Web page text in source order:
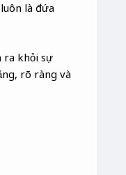
là đứa
ra khỏi sự
rõ ràng và